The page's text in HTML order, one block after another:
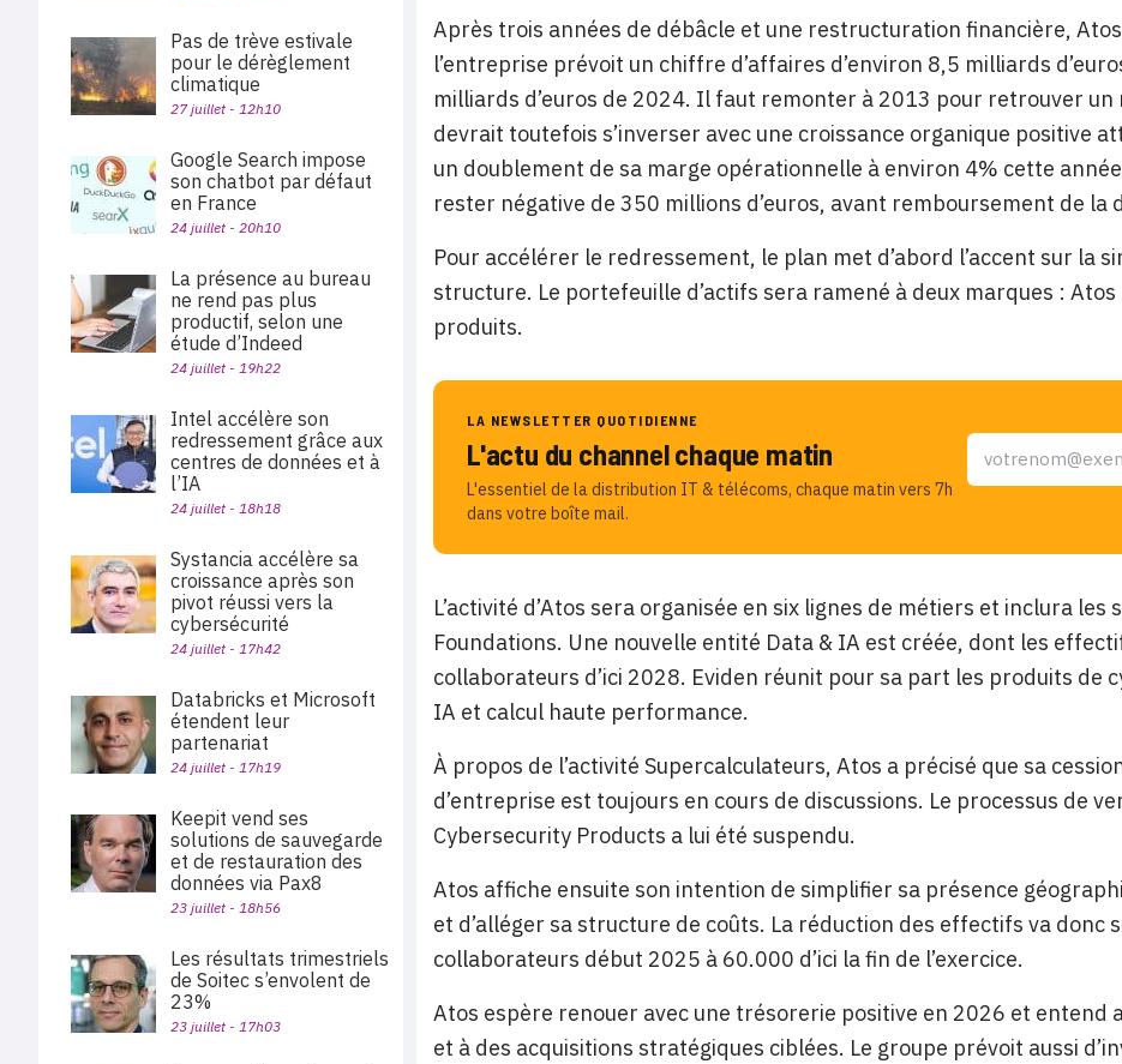
Après trois années de débâcle et une restructuration financière,
l’entreprise prévoit un chiffre d’affaires d’environ 8,5 milliards
milliards d’euros de 2024. Il faut remonter à 2013 pour retrouver un
devrait toutefois s’inverser avec une croissance organique positive
un doublement de sa marge opérationnelle à environ 4% cette
rester négative de 350 millions d’euros, avant remboursement de la
Pour accélérer le redressement, le plan met d’abord l’accent sur la
structure. Le portefeuille d’actifs sera ramené à deux marques :
produits.
LA NEWSLETTER QUOTIDIENNE
L'actu du channel chaque matin
L'essentiel de la distribution IT & télécoms, chaque matin vers 7h
dans votre boîte mail.
L’activité d’Atos sera organisée en six lignes de métiers et inclura les
Foundations. Une nouvelle entité Data & IA est créée, dont les
collaborateurs d’ici 2028. Eviden réunit pour sa part les produits de
IA et calcul haute performance.
À propos de l’activité Supercalculateurs, Atos a précisé que sa
d’entreprise est toujours en cours de discussions. Le processus de
Cybersecurity Products a lui été suspendu.
Atos affiche ensuite son intention de simplifier sa présence
et d’alléger sa structure de coûts. La réduction des effectifs va donc
collaborateurs début 2025 à 60.000 d’ici la fin de l’exercice.
Atos espère renouer avec une trésorerie positive en 2026 et entend
et à des acquisitions stratégiques ciblées. Le groupe prévoit aussi
Pas de trève estivale
pour le dérèglement
climatique
27 juillet - 12h10
Google Search impose
son chatbot par défaut
en France
24 juillet - 20h10
La présence au bureau
ne rend pas plus
productif, selon une
étude d’Indeed
24 juillet - 19h22
Intel accélère son
redressement grâce aux
centres de données et à
l’IA
24 juillet - 18h18
Systancia accélère sa
croissance après son
pivot réussi vers la
cybersécurité
24 juillet - 17h42
Databricks et Microsoft
étendent leur
partenariat
24 juillet - 17h19
Keepit vend ses
solutions de sauvegarde
et de restauration des
données via Pax8
23 juillet - 18h56
Les résultats trimestriels
de Soitec s’envolent de
23%
23 juillet - 17h03